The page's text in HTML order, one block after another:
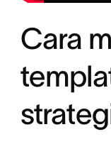
Cara